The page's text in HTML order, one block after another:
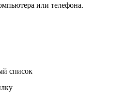
или телефона.
список